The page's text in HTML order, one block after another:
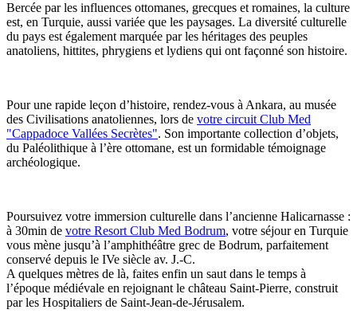
Bercée par les influences ottomanes, grecques et romaines, la culture
est, en Turquie, aussi variée que les paysages. La diversité culturelle
du pays est également marquée par les héritages des peuples
anatoliens, hittites, phrygiens et lydiens qui ont façonné son histoire.
Pour une rapide leçon d’histoire, rendez-vous à Ankara, au musée
des Civilisations anatoliennes, lors de votre circuit Club Med
"Cappadoce Vallées Secrètes". Son importante collection d’objets,
du Paléolithique à l’ère ottomane, est un formidable témoignage
archéologique.
Poursuivez votre immersion culturelle dans l’ancienne Halicarnasse :
à 30min de votre Resort Club Med Bodrum, votre séjour en Turquie
vous mène jusqu’à l’amphithéâtre grec de Bodrum, parfaitement
conservé depuis le IVe siècle av. J.-C.
A quelques mètres de là, faites enfin un saut dans le temps à
l’époque médiévale en rejoignant le château Saint-Pierre, construit
par les Hospitaliers de Saint-Jean-de-Jérusalem.